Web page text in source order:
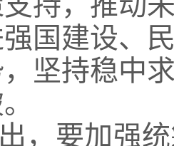
国建设、
坚持稳中
，要加强